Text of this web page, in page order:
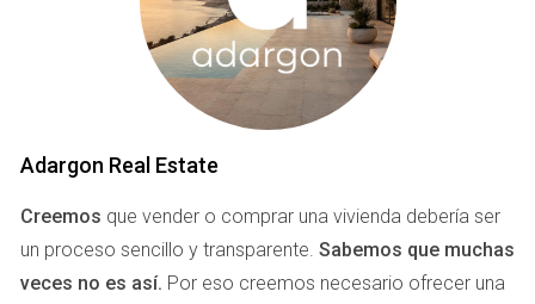
Adargon Real Estate ofrecemos unservicio de
centralización de agencias, que permite:
· Trabajar con múltiples agencias al mismo tiempo
· Llegar a compradores de diferentes nacionalidades
· Evitar solapamientos y conflictos
· Liberar al propietario de gestiones y controles
Adargon Real Estate
Creemos que vender o comprar una vivienda debería ser
un proceso sencillo y transparente. Sabemos que muchas
veces no es así. Por eso creemos necesario ofrecer una